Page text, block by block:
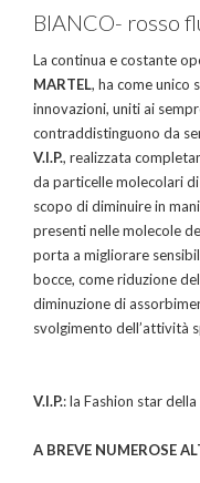
BIANCO- rosso
La continua e costante
MARTEL, ha come unico
innovazioni, uniti ai
contraddistinguono da
V.I.P., realizzata
da particelle molecolari
scopo di diminuire in
presenti nelle molecole
porta a migliorare
bocce, come riduzione
diminuzione di
svolgimento dell’attività
V.I.P.: la Fashion star della
A BREVE NUMEROSE